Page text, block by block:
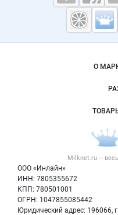
Важные разделы
Milknet.ru – весь
ООО «Инлайн»
ИНН: 7805355672
КПП: 780501001
ОГРН: 1047855085442
Юридический адрес: 196066,
Навигация по сайту
О
Политика